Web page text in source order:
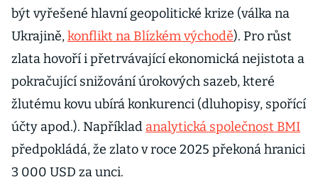
být vyřešené hlavní geopolitické krize (válka na
Ukrajině,konflikt na Blízkém východě). Pro růst
zlata hovoří i přetrvávající ekonomická nejistota a
pokračující snižování úrokových sazeb, které
žlutému kovu ubírá konkurenci (dluhopisy, spořící
účty apod.). Například analytická společnost BMI
předpokládá, že zlato v roce 2025 překoná hranici
3 000 USD za unci.